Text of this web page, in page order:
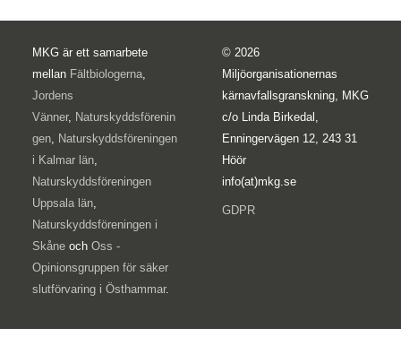
MKG är ett samarbete
mellan Fältbiologerna,
Jordens
Vänner, Naturskyddsförenin
gen, Naturskyddsföreningen
i Kalmar län,
Naturskyddsföreningen
Uppsala län,
Naturskyddsföreningen i
Skåne och Oss -
Opinionsgruppen för säker
slutförvaring i Östhammar.
© 2026
Miljöorganisationernas
kärnavfallsgranskning, MKG
c/o Linda Birkedal,
Enningervägen 12, 243 31
Höör
info(at)mkg.se
GDPR